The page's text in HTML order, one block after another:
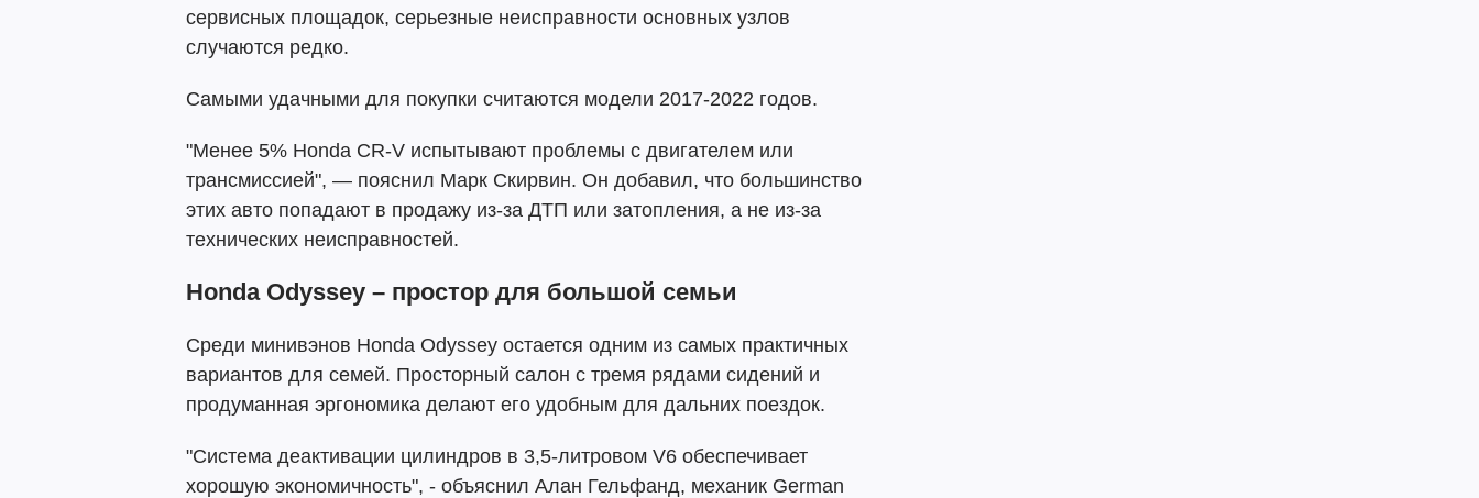
сервисных площадок, серьезные неисправности основных узлов
случаются редко.
Самыми удачными для покупки считаются модели 2017-2022 годов.
"Менее 5% Honda CR-V испытывают проблемы с двигателем или
трансмиссией", — пояснил Марк Скирвин. Он добавил, что большинство
этих авто попадают в продажу из-за ДТП или затопления, а не из-за
технических неисправностей.
Honda Odyssey – простор для большой семьи
Среди минивэнов Honda Odyssey остается одним из самых практичных
вариантов для семей. Просторный салон с тремя рядами сидений и
продуманная эргономика делают его удобным для дальних поездок.
"Система деактивации цилиндров в 3,5-литровом V6 обеспечивает
хорошую экономичность", - объяснил Алан Гельфанд, механик German